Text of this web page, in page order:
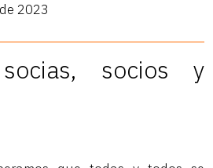
2023
socias, socios y